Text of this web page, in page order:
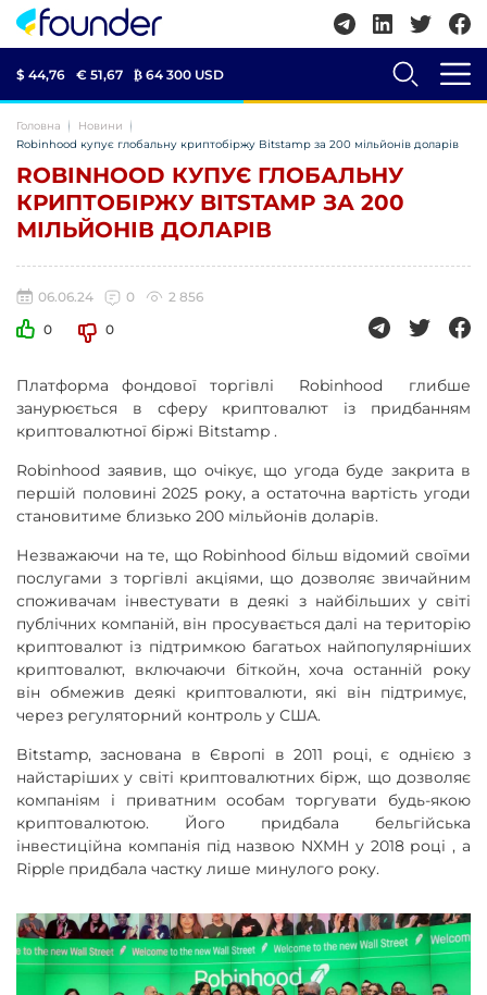
$ 44,76 € 51,67 ₿ 64 300 USD
Головна
Новини
Robinhood купує глобальну криптобіржу Bitstamp за 200 мільйонів доларів
ROBINHOOD КУПУЄ ГЛОБАЛЬНУ
КРИПТОБІРЖУ BITSTAMP ЗА 200
МІЛЬЙОНІВ ДОЛАРІВ
06.06.24 0
2 856
0
0
Платформа фондової торгівлі Robinhood глибше
занурюється в сферу криптовалют із придбанням
криптовалютної біржі Bitstamp .
Robinhood заявив, що очікує, що угода буде закрита в
першій половині 2025 року, а остаточна вартість угоди
становитиме близько 200 мільйонів доларів.
Незважаючи на те, що Robinhood більш відомий своїми
послугами з торгівлі акціями, що дозволяє звичайним
споживачам інвестувати в деякі з найбільших у світі
публічних компаній, він просувається далі на територію
криптовалют із підтримкою багатьох найпопулярніших
криптовалют, включаючи біткойн, хоча останній року
він обмежив деякі криптовалюти, які він підтримує,
через регуляторний контроль у США.
Bitstamp, заснована в Європі в 2011 році, є однією з
найстаріших у світі криптовалютних бірж, що дозволяє
компаніям і приватним особам торгувати будь-якою
криптовалютою. Його придбала бельгійська
інвестиційна компанія під назвою NXMH у 2018 році , а
Ripple придбала частку лише минулого року.